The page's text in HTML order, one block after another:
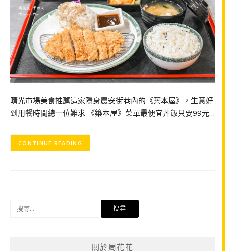
晴光市場美食推薦這家隱身農安街巷內的《築本屋》，生意好
到用餐時間總一位難求 《築本屋》菜單最便宜丼飯只要99元…
CONTINUE READING
關於周花花